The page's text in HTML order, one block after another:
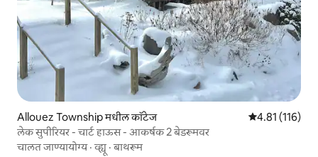
Allouez Township मधील कॉटेज 5 पैकी 4.81
4.81 (116)
लेक सुपीरियर - चार्ट हाऊस - आकर्षक 2 बेडरूमवर
चालत जाण्यायोग्य·व्ह्यू ·बाथरूम